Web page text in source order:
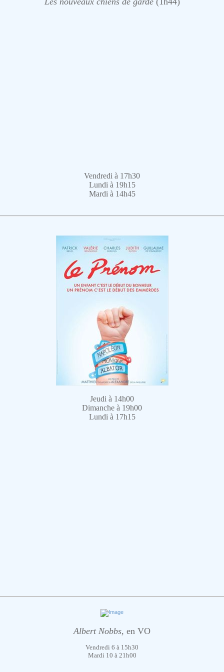
Vendredi à 17h30
Lundi à 19h15
Mardi à 14h45
Jeudi à 14h00
Dimanche à 19h00
Lundi à 17h15
Albert Nobbs, en VO
Vendredi 6 à 15h30
Mardi 10 à 21h00